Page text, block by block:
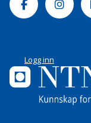
Facebook
Logg inn